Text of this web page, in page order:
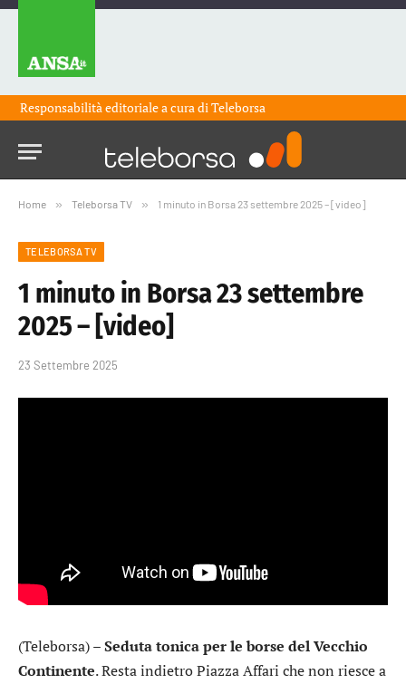
Responsabilità editoriale a cura diTeleborsa
Home » Teleborsa TV » 1 minuto in Borsa 23 settembre 2025 – [video]
TELEBORSA TV
1 minuto in Borsa 23 settembre
2025 – [video]
23 Settembre 2025
(Teleborsa) –Seduta tonica per le borse del Vecchio
Continente. Resta indietro Piazza Affari che non riesce a